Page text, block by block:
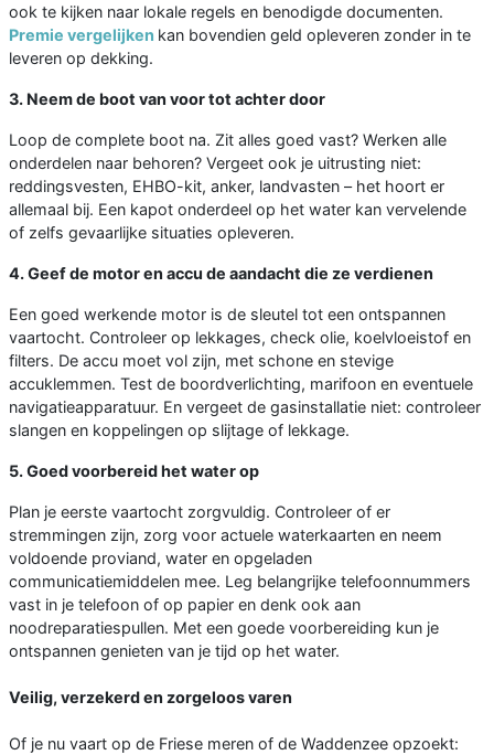
ook te kijken naar lokale regels en benodigde documenten.
Premie vergelijken kan bovendien geld opleveren zonder in te
leveren op dekking.
3. Neem de boot van voor tot achter door
Loop de complete boot na. Zit alles goed vast? Werken alle
onderdelen naar behoren? Vergeet ook je uitrusting niet:
reddingsvesten, EHBO-kit, anker, landvasten – het hoort er
allemaal bij. Een kapot onderdeel op het water kan vervelende
of zelfs gevaarlijke situaties opleveren.
4. Geef de motor en accu de aandacht die ze verdienen
Een goed werkende motor is de sleutel tot een ontspannen
vaartocht. Controleer op lekkages, check olie, koelvloeistof en
filters. De accu moet vol zijn, met schone en stevige
accuklemmen. Test de boordverlichting, marifoon en eventuele
navigatieapparatuur. En vergeet de gasinstallatie niet: controleer
slangen en koppelingen op slijtage of lekkage.
5. Goed voorbereid het water op
Plan je eerste vaartocht zorgvuldig. Controleer of er
stremmingen zijn, zorg voor actuele waterkaarten en neem
voldoende proviand, water en opgeladen
communicatiemiddelen mee. Leg belangrijke telefoonnummers
vast in je telefoon of op papier en denk ook aan
noodreparatiespullen. Met een goede voorbereiding kun je
ontspannen genieten van je tijd op het water.
Veilig, verzekerd en zorgeloos varen
Of je nu vaart op de Friese meren of de Waddenzee opzoekt: